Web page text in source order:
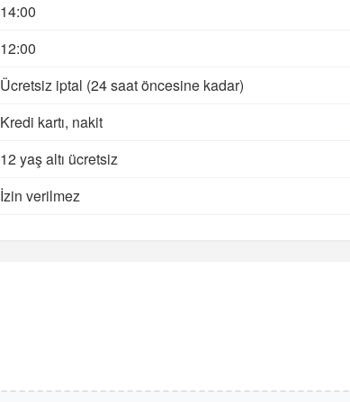
14:00
12:00
Ücretsiz iptal (24 saat öncesine kadar)
Kredi kartı, nakit
12 yaş altı ücretsiz
İzin verilmez